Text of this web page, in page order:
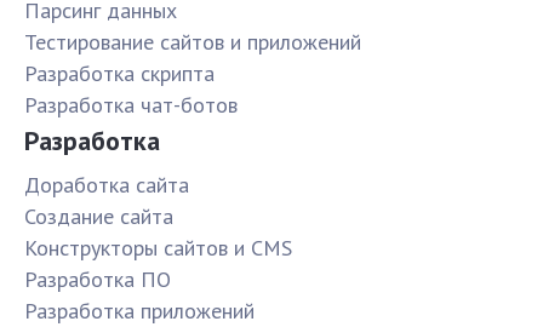
Парсинг данных
Тестирование сайтов и приложений
Разработка скрипта
Разработка чат-ботов
Разработка
Доработка сайта
Создание сайта
Конструкторы сайтов и CMS
Разработка ПО
Разработка приложений